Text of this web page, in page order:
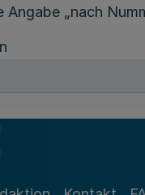
„nach
Spiegelstrichs wird